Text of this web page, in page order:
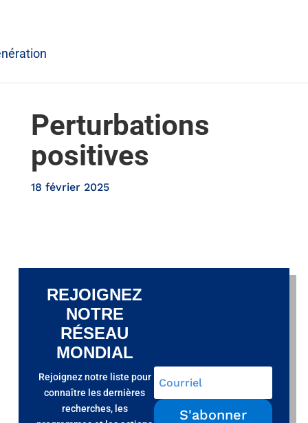
Perturbations
positives
18 février 2025
REJOIGNEZ
NOTRE
RÉSEAU
MONDIAL
Rejoignez notre liste pour
connaître les dernières
recherches, les
S'abonner